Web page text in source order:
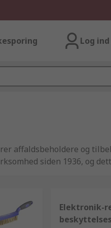
Log
affaldsbeholdere og
siden 1936, og
og
har yderligere
at kontakte vores erfarne
Elektronik-